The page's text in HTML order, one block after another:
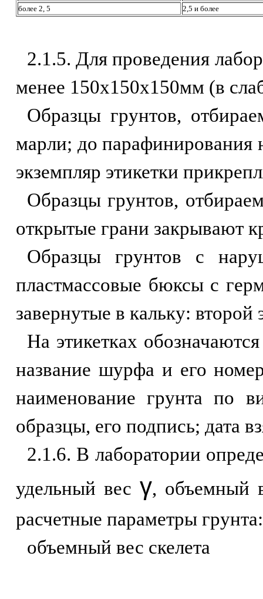
более 2, 5
2,5 и более
2.1.5. Для проведения
менее 150х150х150мм (в
Образцы грунтов,
марли; до парафинирования
экземпляр этикетки
Образцы грунтов,
открытые грани закрывают
Образцы грунтов с
пластмассовые бюксы с
завернутые в кальку:
На этикетках
название шурфа и его
наименование грунта по
образцы, его подпись; дата
2.1.6. В лаборатории
удельный вес γ, объемный
расчетные параметры грунта:
объемный вес скелета